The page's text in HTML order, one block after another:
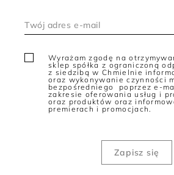
Wyrażam zgodę na
sklep spółka z ograniczoną
z siedzibą w Chmielnie
oraz wykonywanie czynności
bezpośredniego poprzez e-
zakresie oferowania usług i
oraz produktów oraz
premierach i promocjach.